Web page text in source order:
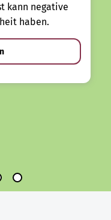
kann negative
haben.